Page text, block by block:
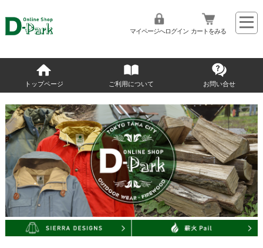
マイページへログイン カートをみる
トップページ ご利用について お問い合せ